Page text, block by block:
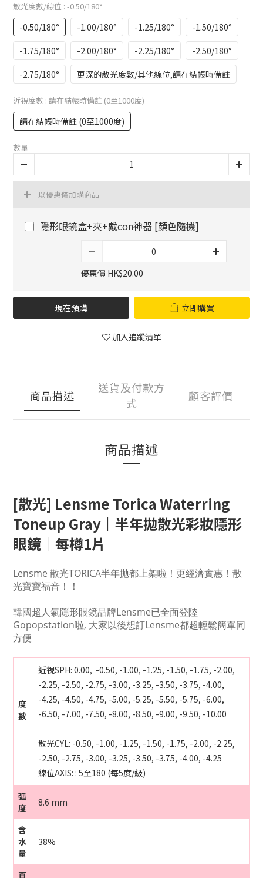
散光度數/線位 : -0.50/180°
-0.50/180° -1.00/180° -1.25/180°
-1.50/180°
-1.75/180°
-2.00/180° -2.25/180°
-2.50/180°
-2.75/180°
更深的散光度數/其他線位,請在結帳時備註
近視度數 : 請在結帳時備註 (0至1000度)
請在結帳時備註 (0至1000度)
數量
以優惠價加購商品
隱形眼鏡盒+夾+戴con神器 [顏色隨機]
優惠價 HK$20.00
現在預購 立即購買
加入追蹤清單
商品描述
送貨及付款方
式
顧客評價
商品描述
[散光] Lensme Torica Waterring
Toneup Gray ｜半年拋散光彩妝隱形
眼鏡｜每樽1片
Lensme 散光TORICA半年拋都上架啦！更經濟實惠！散
光寶寶福音！！
韓國超人氣隱形眼鏡品牌Lensme已全面登陸
Gopopstation啦, 大家以後想訂Lensme都超輕鬆簡單同
方便
度
數
近視SPH: 0.00, -0.50, -1.00, -1.25, -1.50, -1.75, -2.00,
-2.25, -2.50, -2.75, -3.00, -3.25, -3.50, -3.75, -4.00,
-4.25, -4.50, -4.75, -5.00, -5.25, -5.50, -5.75, -6.00,
-6.50, -7.00, -7.50, -8.00, -8.50, -9.00, -9.50, -10.00
散光CYL: -0.50, -1.00, -1.25, -1.50, -1.75, -2.00, -2.25,
-2.50, -2.75, -3.00, -3.25, -3.50, -3.75, -4.00, -4.25
線位AXIS: : 5至180 (每5度/級)
弧
度
8.6 mm
含
水
量
38%
直